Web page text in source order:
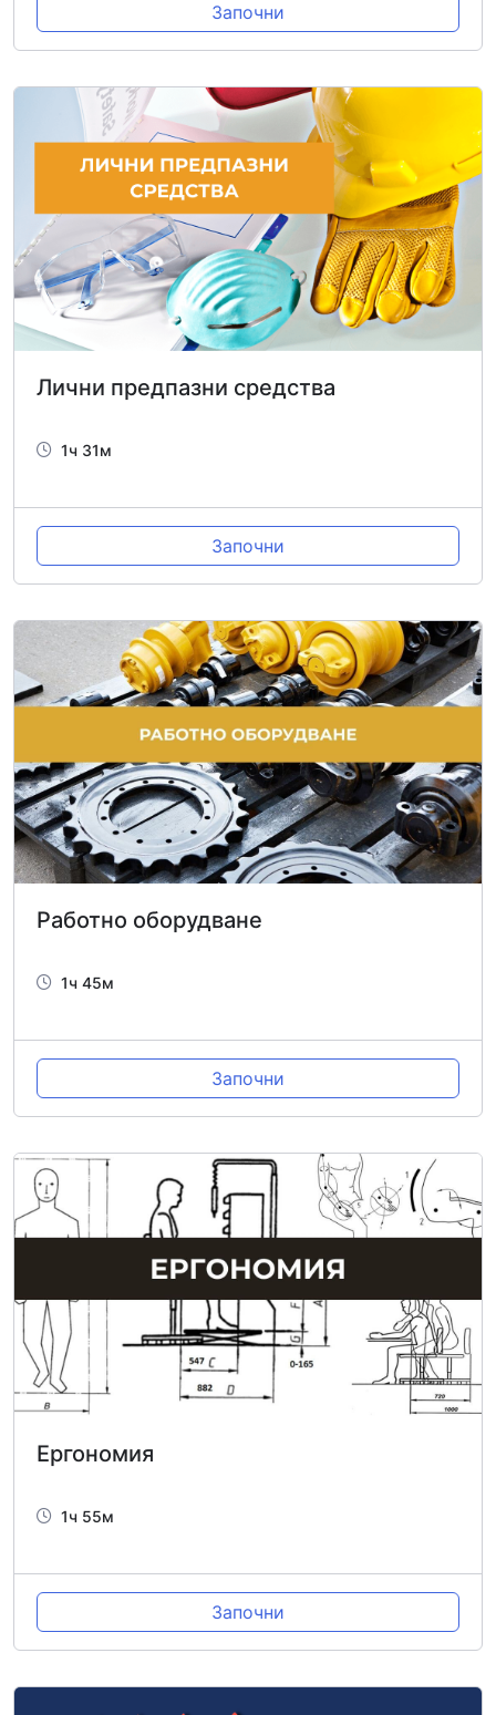
Започни
Лични предпазни средства
1ч 31м
Започни
Работно оборудване
1ч 45м
Започни
Ергономия
1ч 55м
Започни